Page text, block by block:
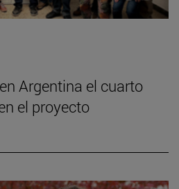
Argentina el cuarto
el proyecto